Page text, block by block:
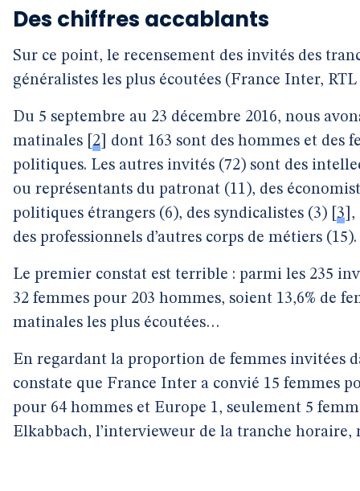
Des chiffres accablants
Sur ce point, le recensement des invités des
généralistes les plus écoutées (France Inter,
Du 5 septembre au 23 décembre 2016, nous
matinales 2
dont 163 sont des hommes et des
politiques. Les autres invités (72) sont des
ou représentants du patronat (11), des
politiques étrangers (6), des syndicalistes (3) 3 ,
des professionnels d’autres corps de métiers (15).
Le premier constat est terrible : parmi les 235
32 femmes pour 203 hommes, soient 13,6% de
matinales les plus écoutées…
En regardant la proportion de femmes invitées
constate que France Inter a convié 15 femmes
pour 64 hommes et Europe 1, seulement 5
Elkabbach, l’intervieweur de la tranche